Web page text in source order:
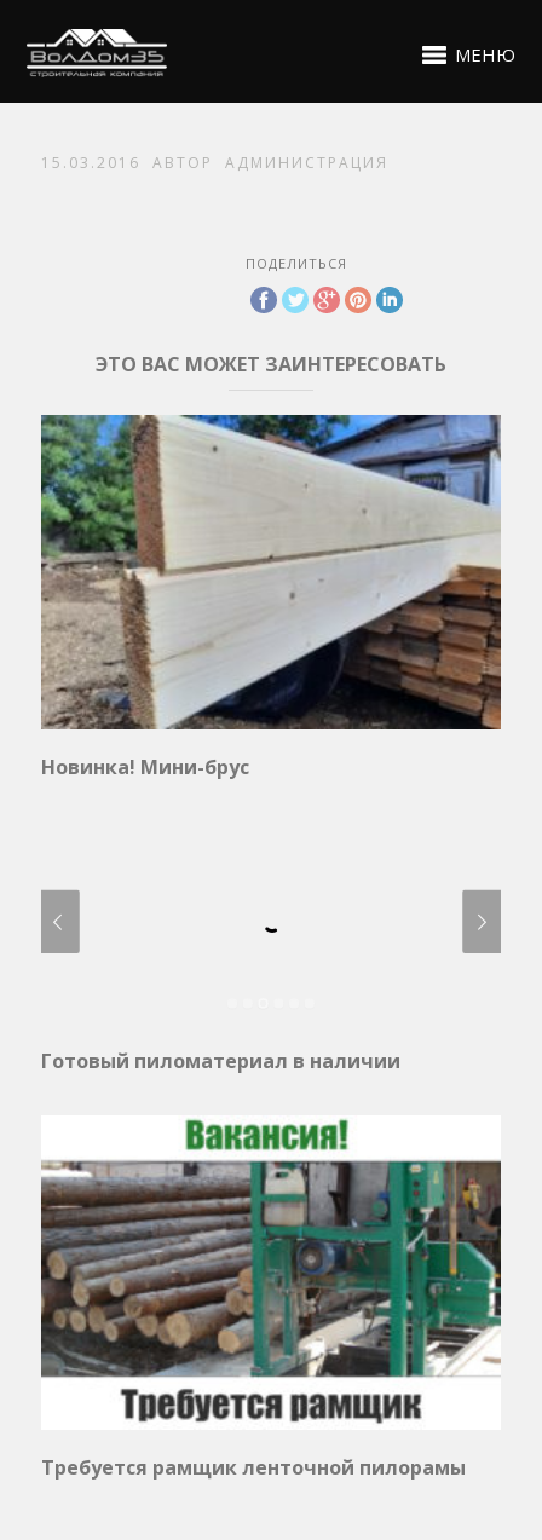
МЕНЮ
15.03.2016 АВТОР АДМИНИСТРАЦИЯ
ПОДЕЛИТЬСЯ
ЭТО ВАС МОЖЕТ ЗАИНТЕРЕСОВАТЬ
Новинка! Мини-брус
Готовый пиломатериал в наличии
Требуется рамщик ленточной пилорамы